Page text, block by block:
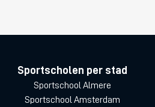
Sportscholen per stad
Sportschool Almere
Sportschool Amsterdam